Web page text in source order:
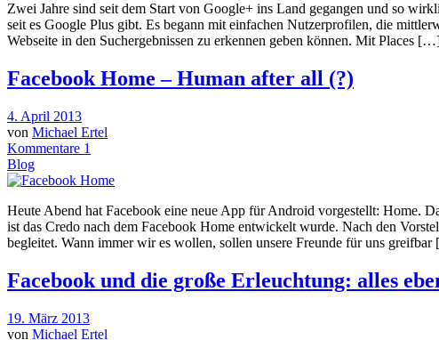
Zwei Jahre sind seit dem Start von Google+ ins Land gegangen und so
seit es Google Plus gibt. Es begann mit einfachen Nutzerprofilen, die
Webseite in den Suchergebnissen zu erkennen geben können. Mit Places
Facebook Home – Human after all (?)
4. April 2013
von Michael Ertel
Kommentare 1
Blog
Heute Abend hat Facebook eine neue App für Android vorgestellt: Home.
ist das Credo nach dem Facebook Home entwickelt wurde. Nach den
begleitet. Wann immer wir es wollen, sollen unsere Freunde für uns
Facebook und die große Erleuchtung: alles
19. März 2013
von Michael Ertel